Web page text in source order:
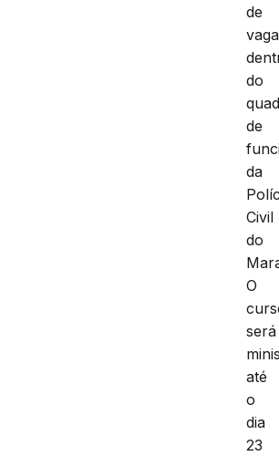
de
do
de
da
Civil
do
O
será
até
o
dia
23